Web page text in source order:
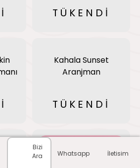
TÜKENDİ
Kahala Sunset
Aranjman
TÜKENDİ
Bizi
Ara
Whatsapp İletisim